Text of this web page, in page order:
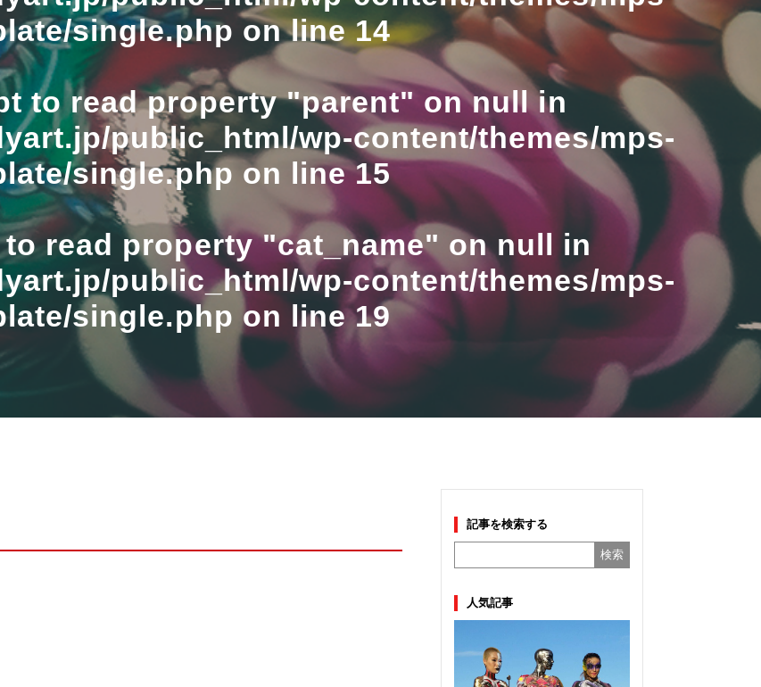
single.php on line14
to read property "parent" on null in
public_html/wp-content/themes/mps-
single.php on line15
read property "cat_name" on null in
public_html/wp-content/themes/mps-
single.php on line19
記事を検索する
人気記事